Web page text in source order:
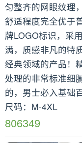
匀整齐的网眼纹理
舒适程度完全优于
牌LOGO标识，采
满，质感非凡的特
经典领域的产品！
处理的非常标准细
的，男士必入基础
尺码：M-4XL
806349